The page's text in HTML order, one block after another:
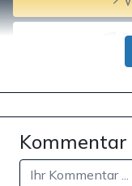
Kommentar